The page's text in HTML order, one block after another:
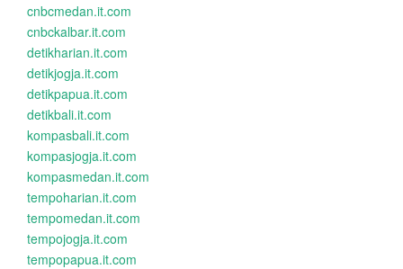
cnbcmedan.it.com
cnbckalbar.it.com
detikharian.it.com
detikjogja.it.com
detikpapua.it.com
detikbali.it.com
kompasbali.it.com
kompasjogja.it.com
kompasmedan.it.com
tempoharian.it.com
tempomedan.it.com
tempojogja.it.com
tempopapua.it.com